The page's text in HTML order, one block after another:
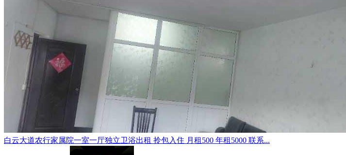
白云大道农行家属院一室一厅独立卫浴出租 拎包入住 月租500 年租5000 联系...